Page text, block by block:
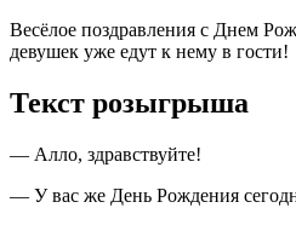
Весёлое поздравления с Днем
девушек уже едут к нему в гости!
Текст розыгрыша
— Алло, здравствуйте!
— У вас же День Рождения